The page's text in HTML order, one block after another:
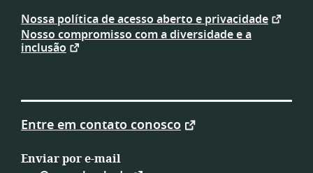
Cooperativism
Consortium
Nossa política de acesso aberto e privacidade
Nosso compromisso com a diversidade e a
inclusão
Entre em contato conosco
Enviar por e-mail